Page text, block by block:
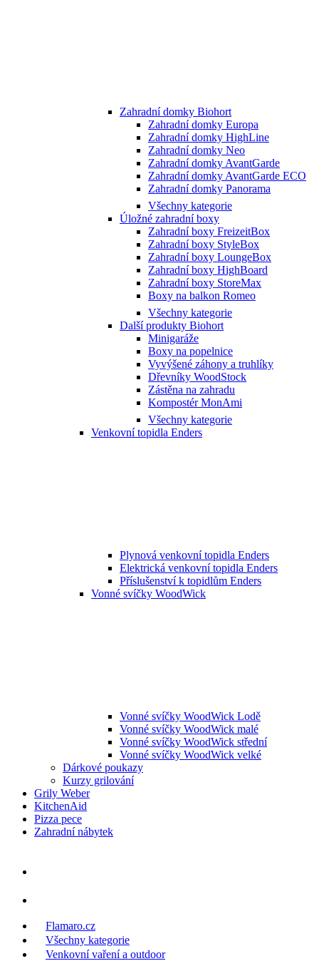
Zahradní domky Biohort
Zahradní domky Europa
Zahradní domky HighLine
Zahradní domky Neo
Zahradní domky AvantGarde
Zahradní domky AvantGarde ECO
Zahradní domky Panorama
Všechny kategorie
Úložné zahradní boxy
Zahradní boxy FreizeitBox
Zahradní boxy StyleBox
Zahradní boxy LoungeBox
Zahradní boxy HighBoard
Zahradní boxy StoreMax
Boxy na balkon Romeo
Všechny kategorie
Další produkty Biohort
Minigaráže
Boxy na popelnice
Vyvýšené záhony a truhlíky
Dřevníky WoodStock
Zástěna na zahradu
Kompostér MonAmi
Všechny kategorie
Venkovní topidla Enders
Plynová venkovní topidla Enders
Elektrická venkovní topidla Enders
Příslušenství k topidlům Enders
Vonné svíčky WoodWick
Vonné svíčky WoodWick Lodě
Vonné svíčky WoodWick malé
Vonné svíčky WoodWick střední
Vonné svíčky WoodWick velké
Dárkové poukazy
Kurzy grilování
Grily Weber
KitchenAid
Pizza pece
Zahradní nábytek
Flamaro.cz
Všechny kategorie
Venkovní vaření a outdoor